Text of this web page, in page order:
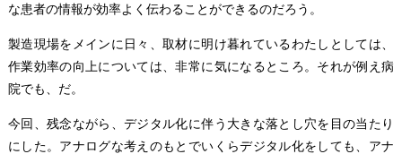
な患者の情報が効率よく伝わることができるのだろう。
製造現場をメインに日々、取材に明け暮れているわたしとしては、
作業効率の向上については、非常に気になるところ。それが例え病
院でも、だ。
今回、残念ながら、デジタル化に伴う大きな落とし穴を目の当たり
にした。アナログな考えのもとでいくらデジタル化をしても、アナ